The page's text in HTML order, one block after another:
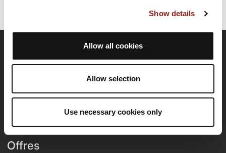
Show details
Allow all cookies
Allow selection
Use necessary cookies only
OpenRunner
À propos
Le Mag'
Offres